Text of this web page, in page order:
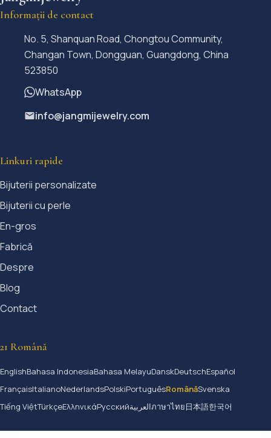
Informații de contact
No. 5, Shanquan Road, Chongtou Community,
Changan Town, Dongguan, Guangdong, China
523850
WhatsApp
info@jangmijewelry.com
Linkuri rapide
Bijuterii personalizate
Bijuterii cu perle
En-gros
Fabrică
Despre
Blog
Contact
21 Română
EnglishBahasa IndonesiaBahasa MelayuDanskDeutschEspañol
FrançaisItalianoNederlandsPolskiPortuguêsRomânăSvenska
Tiếng ViệtTürkçeΕλληνικάРусскийالعربيةภาษาไทย日本語한국어